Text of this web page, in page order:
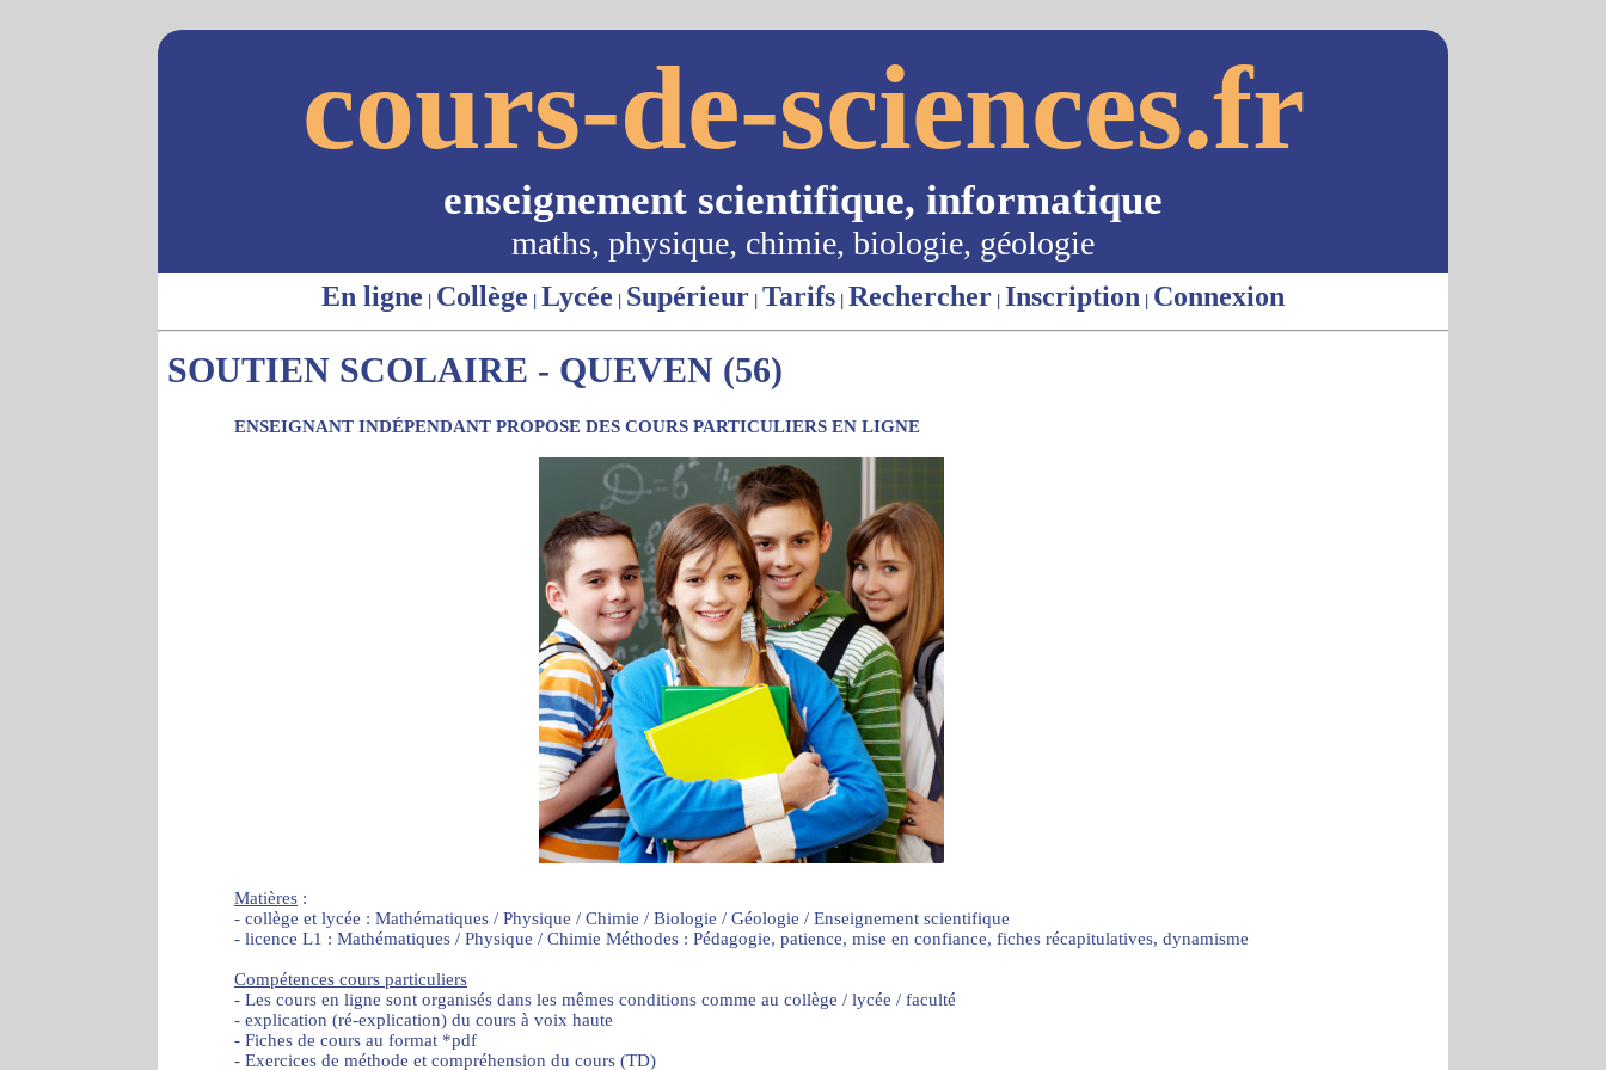
cours-de-sciences.fr
enseignement scientifique, informatique
maths, physique, chimie, biologie, géologie
En ligne | Collège | Lycée | Supérieur | Tarifs | Rechercher | Inscription | Connexion
SOUTIEN SCOLAIRE - QUEVEN (56)
ENSEIGNANT INDÉPENDANT PROPOSE DES COURS PARTICULIERS EN LIGNE
Matières :
- collège et lycée : Mathématiques / Physique / Chimie / Biologie / Géologie / Enseignement scientifique
- licence L1 : Mathématiques / Physique / Chimie Méthodes : Pédagogie, patience, mise en confiance, fiches récapitulatives, dynamisme
Compétences cours particuliers
- Les cours en ligne sont organisés dans les mêmes conditions comme au collège / lycée / faculté
- explication (ré-explication) du cours à voix haute
- Fiches de cours au format *pdf
- Exercices de méthode et compréhension du cours (TD)